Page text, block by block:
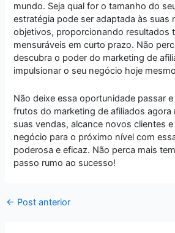
mundo. Seja qual for o tamanho do
estratégia pode ser adaptada às suas
objetivos, proporcionando resultados
mensuráveis em curto prazo. Não
descubra o poder do marketing de
impulsionar o seu negócio hoje
Não deixe essa oportunidade passar
frutos do marketing de afiliados agora
suas vendas, alcance novos clientes
negócio para o próximo nível com
poderosa e eficaz. Não perca mais
passo rumo ao sucesso!
← Post anterior